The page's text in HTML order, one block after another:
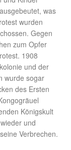
was
wurden
Gegen
zum Opfer
1908
und der
wurde sogar
des Ersten
Königskult
und
Verbrechen.